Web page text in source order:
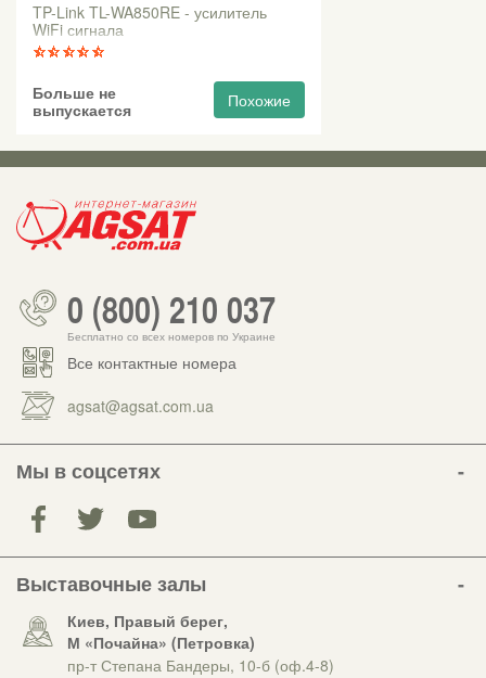
TP-Link TL-WA850RE - усилитель
WiFi сигнала
Больше не
выпускается
Похожие
0 (800) 210 037
Бесплатно со всех номеров по Украине
Все контактные номера
agsat@agsat.com.ua
Мы в соцсетях
Выставочные залы
Киев, Правый берег,
М «Почайна» (Петровка)
пр-т Степана Бандеры, 10-б (оф.4-8)